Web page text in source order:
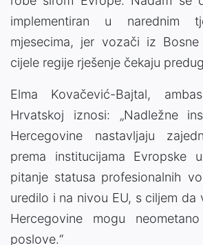
implementiran u narednim
mjesecima, jer vozači iz
cijele regije rješenje čekaju
Elma Kovačević-Bajtal,
Hrvatskoj iznosi: „Nadležne
Hercegovine nastavljaju
prema institucijama Evropske
pitanje statusa profesionalnih
uredilo i na nivou EU, s ciljem da
Hercegovine mogu
poslove.“